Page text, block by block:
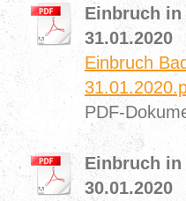
Einbruch in
31.01.2020
Einbruch
PDF-
Einbruch
30.01.2020